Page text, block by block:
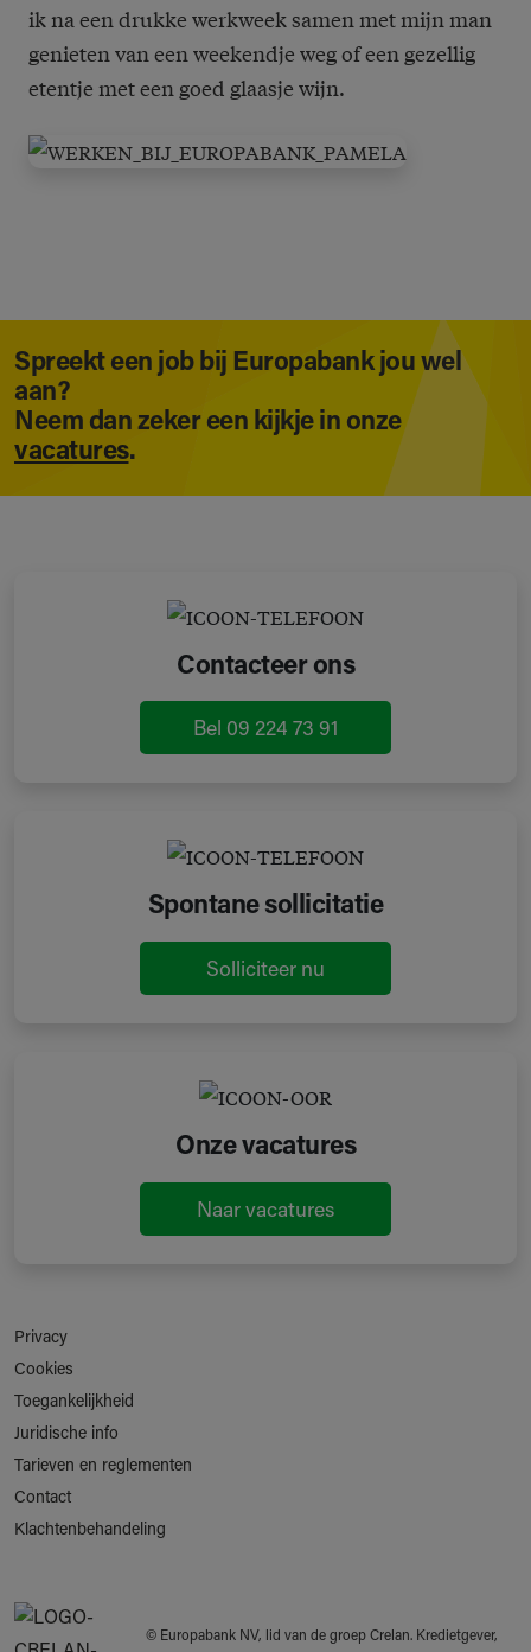
ik na een drukke werkweek samen met mijn man
genieten van een weekendje weg of een gezellig
etentje met een goed glaasje wijn.
Spreekt een job bij Europabank jou wel
aan?
Neem dan zeker een kijkje in onze
vacatures.
Contacteer ons
Bel 09 224 73 91
Spontane sollicitatie
Solliciteer nu
Onze vacatures
Naar vacatures
Privacy
Cookies
Toegankelijkheid
Juridische info
Tarieven en reglementen
Contact
Klachtenbehandeling
© Europabank NV, lid van de groep Crelan. Kredietgever,